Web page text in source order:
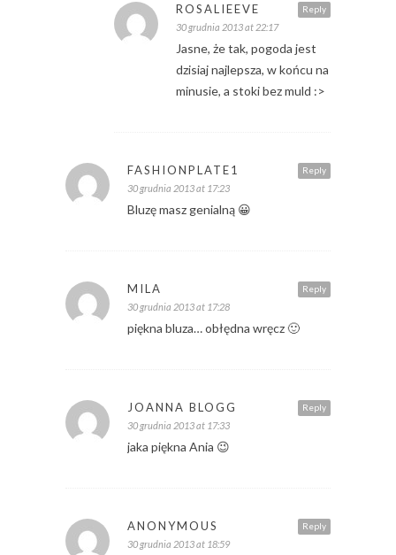
Reply
ROSALIEEVE
30 grudnia 2013 at 22:17
Jasne, że tak, pogoda jest
dzisiaj najlepsza, w końcu na
minusie, a stoki bez muld :>
Reply
FASHIONPLATE1
30 grudnia 2013 at 17:23
Bluzę masz genialną 😀
Reply
MILA
30 grudnia 2013 at 17:28
piękna bluza… obłędna wręcz 🙂
Reply
JOANNA BLOGG
30 grudnia 2013 at 17:33
jaka piękna Ania 😉
Reply
ANONYMOUS
30 grudnia 2013 at 18:59